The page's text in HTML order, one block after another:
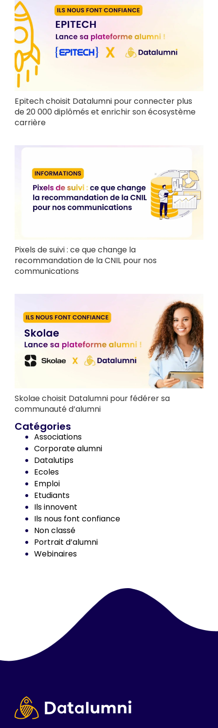
Epitech choisit Datalumni pour connecter plus
de 20 000 diplômés et enrichir son écosystème
carrière
Pixels de suivi : ce que change la
recommandation de la CNIL pour nos
communications
Skolae choisit Datalumni pour fédérer sa
communauté d’alumni
Catégories
Associations
Corporate alumni
Datalutips
Ecoles
Emploi
Etudiants
Ils innovent
Ils nous font confiance
Non classé
Portrait d’alumni
Webinaires